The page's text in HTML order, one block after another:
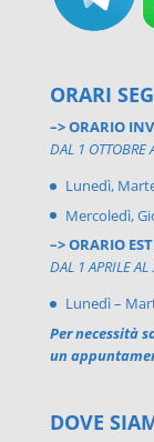
ORARI
–> ORARIO
DAL 1 OTTOBRE
Lunedì,
Mercoledì,
–> ORARIO
DAL 1 APRILE AL
Lunedì –
Per necessità
un
DOVE